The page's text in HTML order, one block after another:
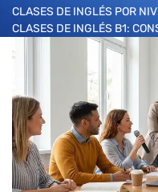
CLASES DE INGLÉS POR
CLASES DE INGLÉS B1: